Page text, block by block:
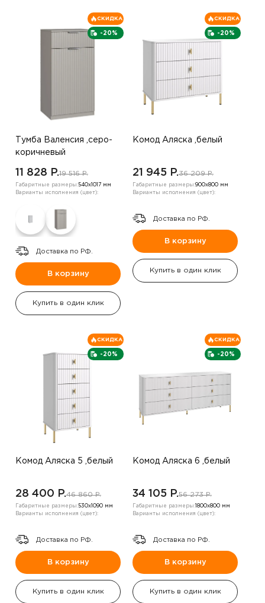
-20%
СКИДКА
Тумба Валенсия ,серо-
коричневый
11 828 P.19 516 P.
Габаритные размеры:540х1017 мм
Варианты исполнения (цвет):
Доставка по РФ.
В корзину
Купить в один клик
-20%
СКИДКА
Комод Аляска ,белый
21 945 P.36 209 P.
Габаритные размеры:900х800 мм
Варианты исполнения (цвет):
Доставка по РФ.
В корзину
Купить в один клик
-20%
СКИДКА
Комод Аляска 5 ,белый
28 400 P.46 860 P.
Габаритные размеры:530х1090 мм
Варианты исполнения (цвет):
Доставка по РФ.
В корзину
Купить в один клик
-20%
СКИДКА
Комод Аляска 6 ,белый
34 105 P.56 273 P.
Габаритные размеры: 1800х800 мм
Варианты исполнения (цвет):
Доставка по РФ.
В корзину
Купить в один клик